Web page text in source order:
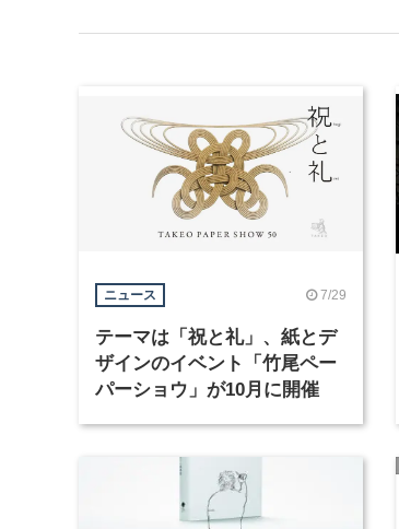
ニュース 7/29
テーマは「祝と礼」、紙とデ
ザインのイベント「竹尾ペー
パーショウ」が10月に開催